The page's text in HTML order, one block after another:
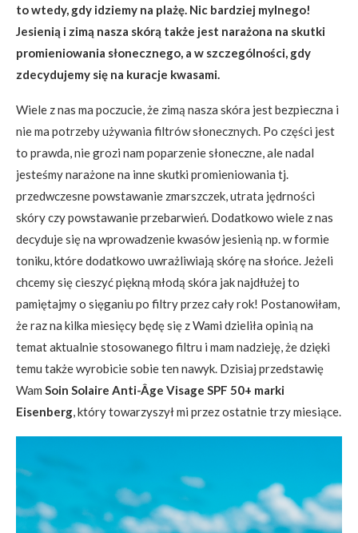
to wtedy, gdy idziemy na plażę. Nic bardziej mylnego!
Jesienią i zimą nasza skórą także jest narażona na skutki
promieniowania słonecznego, a w szczególności, gdy
zdecydujemy się na kuracje kwasami.
Wiele z nas ma poczucie, że zimą nasza skóra jest bezpieczna i
nie ma potrzeby używania filtrów słonecznych. Po części jest
to prawda, nie grozi nam poparzenie słoneczne, ale nadal
jesteśmy narażone na inne skutki promieniowania tj.
przedwczesne powstawanie zmarszczek, utrata jędrności
skóry czy powstawanie przebarwień. Dodatkowo wiele z nas
decyduje się na wprowadzenie kwasów jesienią np. w formie
toniku, które dodatkowo uwrażliwiają skórę na słońce. Jeżeli
chcemy się cieszyć piękną młodą skóra jak najdłużej to
pamiętajmy o sięganiu po filtry przez cały rok! Postanowiłam,
że raz na kilka miesięcy będę się z Wami dzieliła opinią na
temat aktualnie stosowanego filtru i mam nadzieję, że dzięki
temu także wyrobicie sobie ten nawyk. Dzisiaj przedstawię
Wam Soin Solaire Anti-Âge Visage SPF 50+ marki
Eisenberg, który towarzyszył mi przez ostatnie trzy miesiące.